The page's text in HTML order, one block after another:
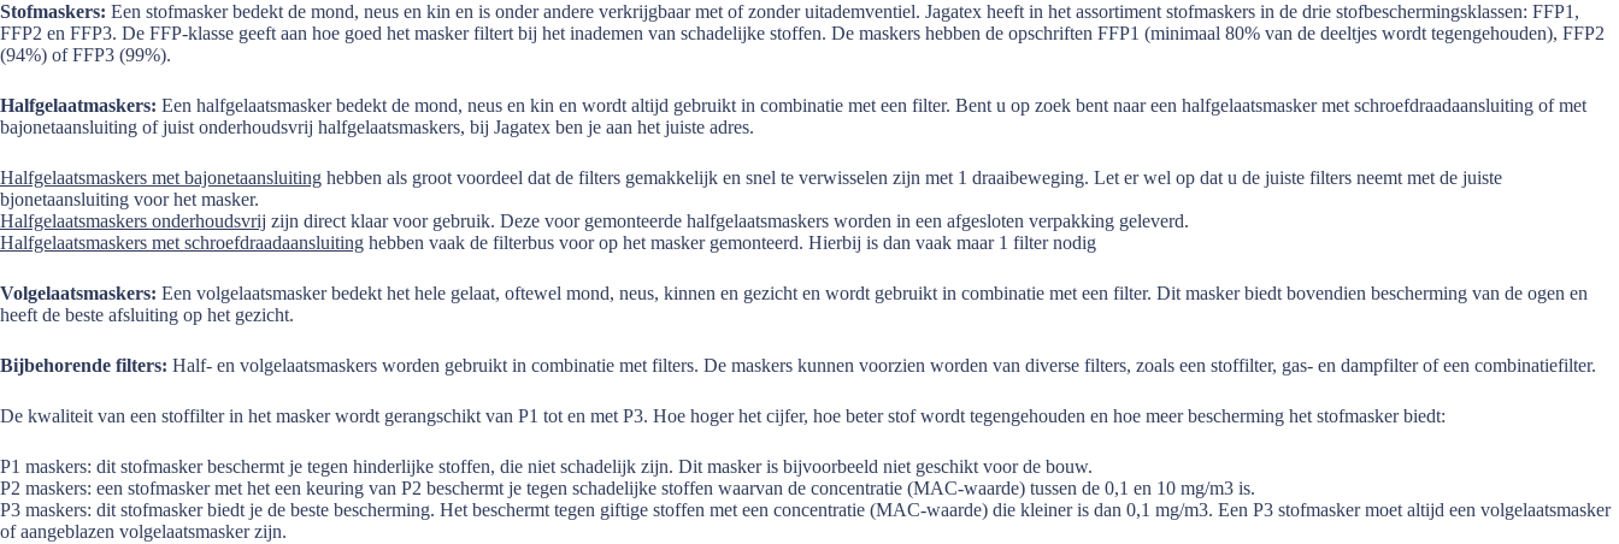
Stofmaskers: Een stofmasker bedekt de mond, neus en kin en is onder andere verkrijgbaar met of zonder uitademventiel. Jagatex heeft in het assortiment stofmaskers in de drie stofbeschermingsklassen: FFP1,
FFP2 en FFP3. De FFP-klasse geeft aan hoe goed het masker filtert bij het inademen van schadelijke stoffen. De maskers hebben de opschriften FFP1 (minimaal 80% van de deeltjes wordt tegengehouden), FFP2
(94%) of FFP3 (99%).
Halfgelaatmaskers: Een halfgelaatsmasker bedekt de mond, neus en kin en wordt altijd gebruikt in combinatie met een filter. Bent u op zoek bent naar een halfgelaatsmasker met schroefdraadaansluiting of met
bajonetaansluiting of juist onderhoudsvrij halfgelaatsmaskers, bij Jagatex ben je aan het juiste adres.
Halfgelaatsmaskers met bajonetaansluiting hebben als groot voordeel dat de filters gemakkelijk en snel te verwisselen zijn met 1 draaibeweging. Let er wel op dat u de juiste filters neemt met de juiste
bjonetaansluiting voor het masker.
Halfgelaatsmaskers onderhoudsvrij zijn direct klaar voor gebruik. Deze voor gemonteerde halfgelaatsmaskers worden in een afgesloten verpakking geleverd.
Halfgelaatsmaskers met schroefdraadaansluiting hebben vaak de filterbus voor op het masker gemonteerd. Hierbij is dan vaak maar 1 filter nodig
Volgelaatsmaskers: Een volgelaatsmasker bedekt het hele gelaat, oftewel mond, neus, kinnen en gezicht en wordt gebruikt in combinatie met een filter. Dit masker biedt bovendien bescherming van de ogen en
heeft de beste afsluiting op het gezicht.
Bijbehorende filters: Half- en volgelaatsmaskers worden gebruikt in combinatie met filters. De maskers kunnen voorzien worden van diverse filters, zoals een stoffilter, gas- en dampfilter of een combinatiefilter.
De kwaliteit van een stoffilter in het masker wordt gerangschikt van P1 tot en met P3. Hoe hoger het cijfer, hoe beter stof wordt tegengehouden en hoe meer bescherming het stofmasker biedt:
P1 maskers: dit stofmasker beschermt je tegen hinderlijke stoffen, die niet schadelijk zijn. Dit masker is bijvoorbeeld niet geschikt voor de bouw.
P2 maskers: een stofmasker met het een keuring van P2 beschermt je tegen schadelijke stoffen waarvan de concentratie (MAC-waarde) tussen de 0,1 en 10 mg/m3 is.
P3 maskers: dit stofmasker biedt je de beste bescherming. Het beschermt tegen giftige stoffen met een concentratie (MAC-waarde) die kleiner is dan 0,1 mg/m3. Een P3 stofmasker moet altijd een volgelaatsmasker
of aangeblazen volgelaatsmasker zijn.